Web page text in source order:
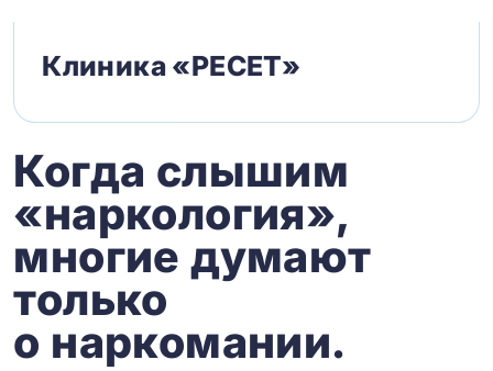
Клиника «РЕСЕТ»
Когда слышим
«наркология»,
многие думают
только
о наркомании.